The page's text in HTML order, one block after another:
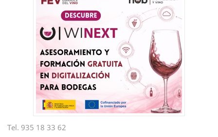
Tel. 935 18 33 62